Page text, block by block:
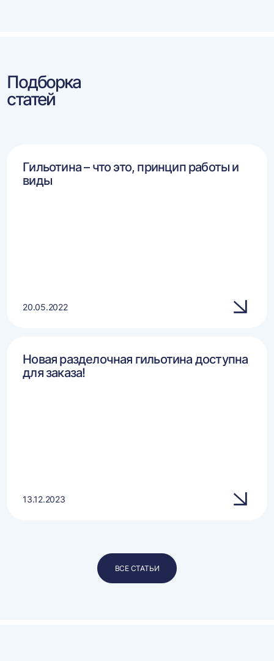
Подборка
статей
Гильотина – что это, принцип работы и
виды
20.05.2022
Новая разделочная гильотина доступна
для заказа!
13.12.2023
ВСЕ СТАТЬИ